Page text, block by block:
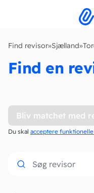
Find revisor»Sjælland»
Find en
Bliv matchet med
Du skal acceptere